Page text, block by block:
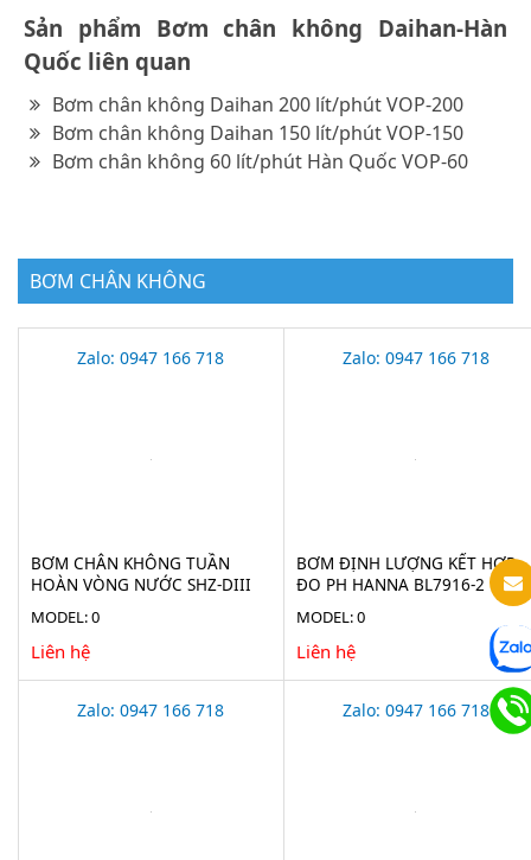
Sản phẩm Bơm chân không Daihan-Hàn
Quốc liên quan
Bơm chân không Daihan 200 lít/phút VOP-200
Bơm chân không Daihan 150 lít/phút VOP-150
Bơm chân không 60 lít/phút Hàn Quốc VOP-60
BƠM CHÂN KHÔNG
Zalo: 0947 166 718
BƠM CHÂN KHÔNG TUẦN
HOÀN VÒNG NƯỚC SHZ-DIII
MODEL: 0
Liên hệ
Zalo: 0947 166 718
BƠM ĐỊNH LƯỢNG KẾT HỢP
ĐO PH HANNA BL7916-2
MODEL: 0
Liên hệ
Zalo: 0947 166 718 Zalo: 0947 166 718